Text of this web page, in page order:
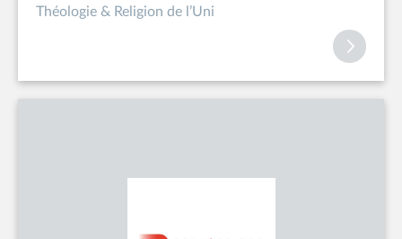
Théologie & Religion de l’Uni